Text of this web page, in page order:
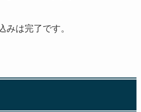
みは完了です。